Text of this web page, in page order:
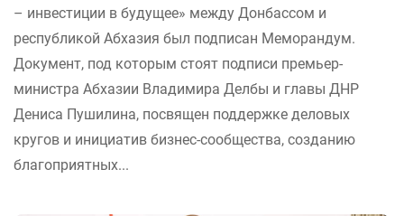
– инвестиции в будущее» между Донбассом и
республикой Абхазия был подписан Меморандум.
Документ, под которым стоят подписи премьер-
министра Абхазии Владимира Делбы и главы ДНР
Дениса Пушилина, посвящен поддержке деловых
кругов и инициатив бизнес-сообщества, созданию
благоприятных...